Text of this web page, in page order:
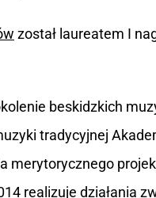
został laureatem I
beskidzkich
tradycyjnej
merytorycznego
realizuje działania